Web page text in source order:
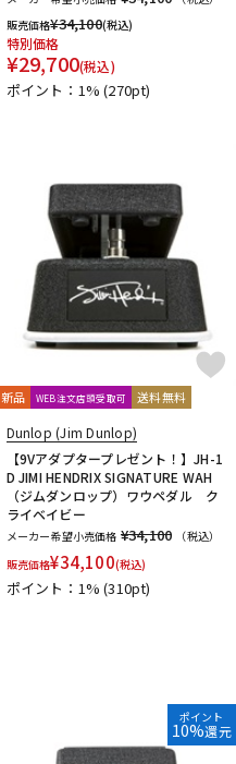
販売価格¥34,100(税込)
特別価格
¥29,700(税込)
ポイント：1%(270pt)
新品 WEB注文店頭受取可 送料無料
Dunlop (Jim Dunlop)
【9Vアダプタープレゼント！】JH-1
D JIMI HENDRIX SIGNATURE WAH
（ジムダンロップ）ワウペダル ク
ライベイビー
メーカー希望小売価格 ¥34,100
（税込）
販売価格¥34,100(税込)
ポイント：1%(310pt)
ポイント
10%還元